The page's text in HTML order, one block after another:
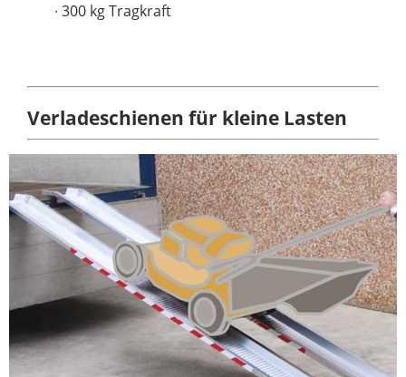
∙ 300 kg Tragkraft
Verladeschienen für kleine Lasten